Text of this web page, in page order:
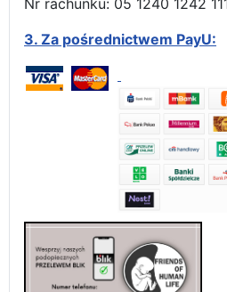
Nr rachunku: 05 1240 1242
3. Za pośrednictwem PayU: